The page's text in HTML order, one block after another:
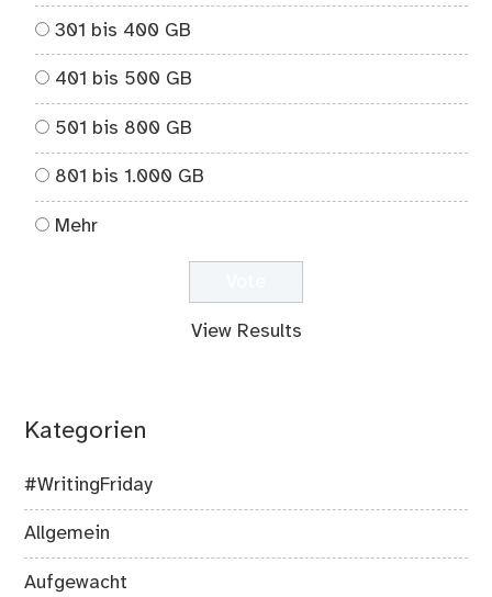
301 bis 400 GB
401 bis 500 GB
501 bis 800 GB
801 bis 1.000 GB
Mehr
View Results
Kategorien
#WritingFriday
Allgemein
Aufgewacht